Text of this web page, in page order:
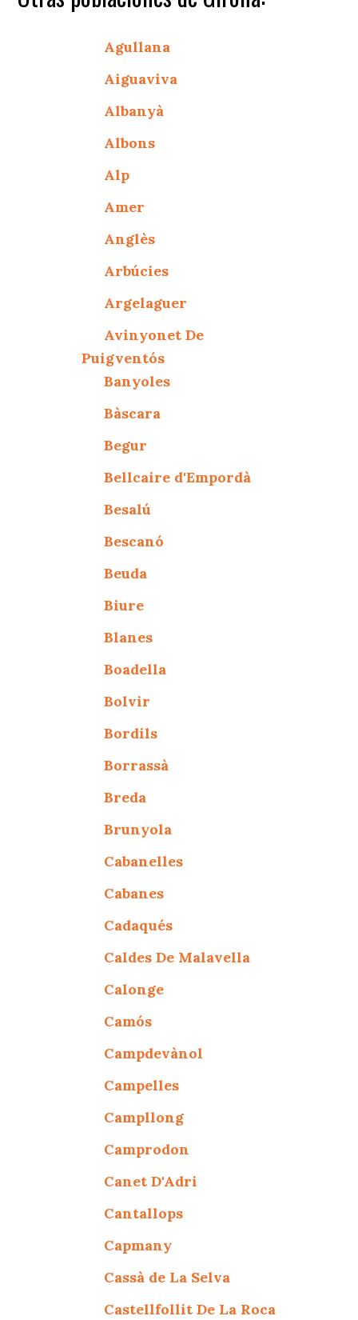
Agullana
Aiguaviva
Albanyà
Albons
Alp
Amer
Anglès
Arbúcies
Argelaguer
Avinyonet De
Puigventós
Banyoles
Bàscara
Begur
Bellcaire d'Empordà
Besalú
Bescanó
Beuda
Biure
Blanes
Boadella
Bolvir
Bordils
Borrassà
Breda
Brunyola
Cabanelles
Cabanes
Cadaqués
Caldes De Malavella
Calonge
Camós
Campdevànol
Campelles
Campllong
Camprodon
Canet D'Adri
Cantallops
Capmany
Cassà de La Selva
Castellfollit De La Roca